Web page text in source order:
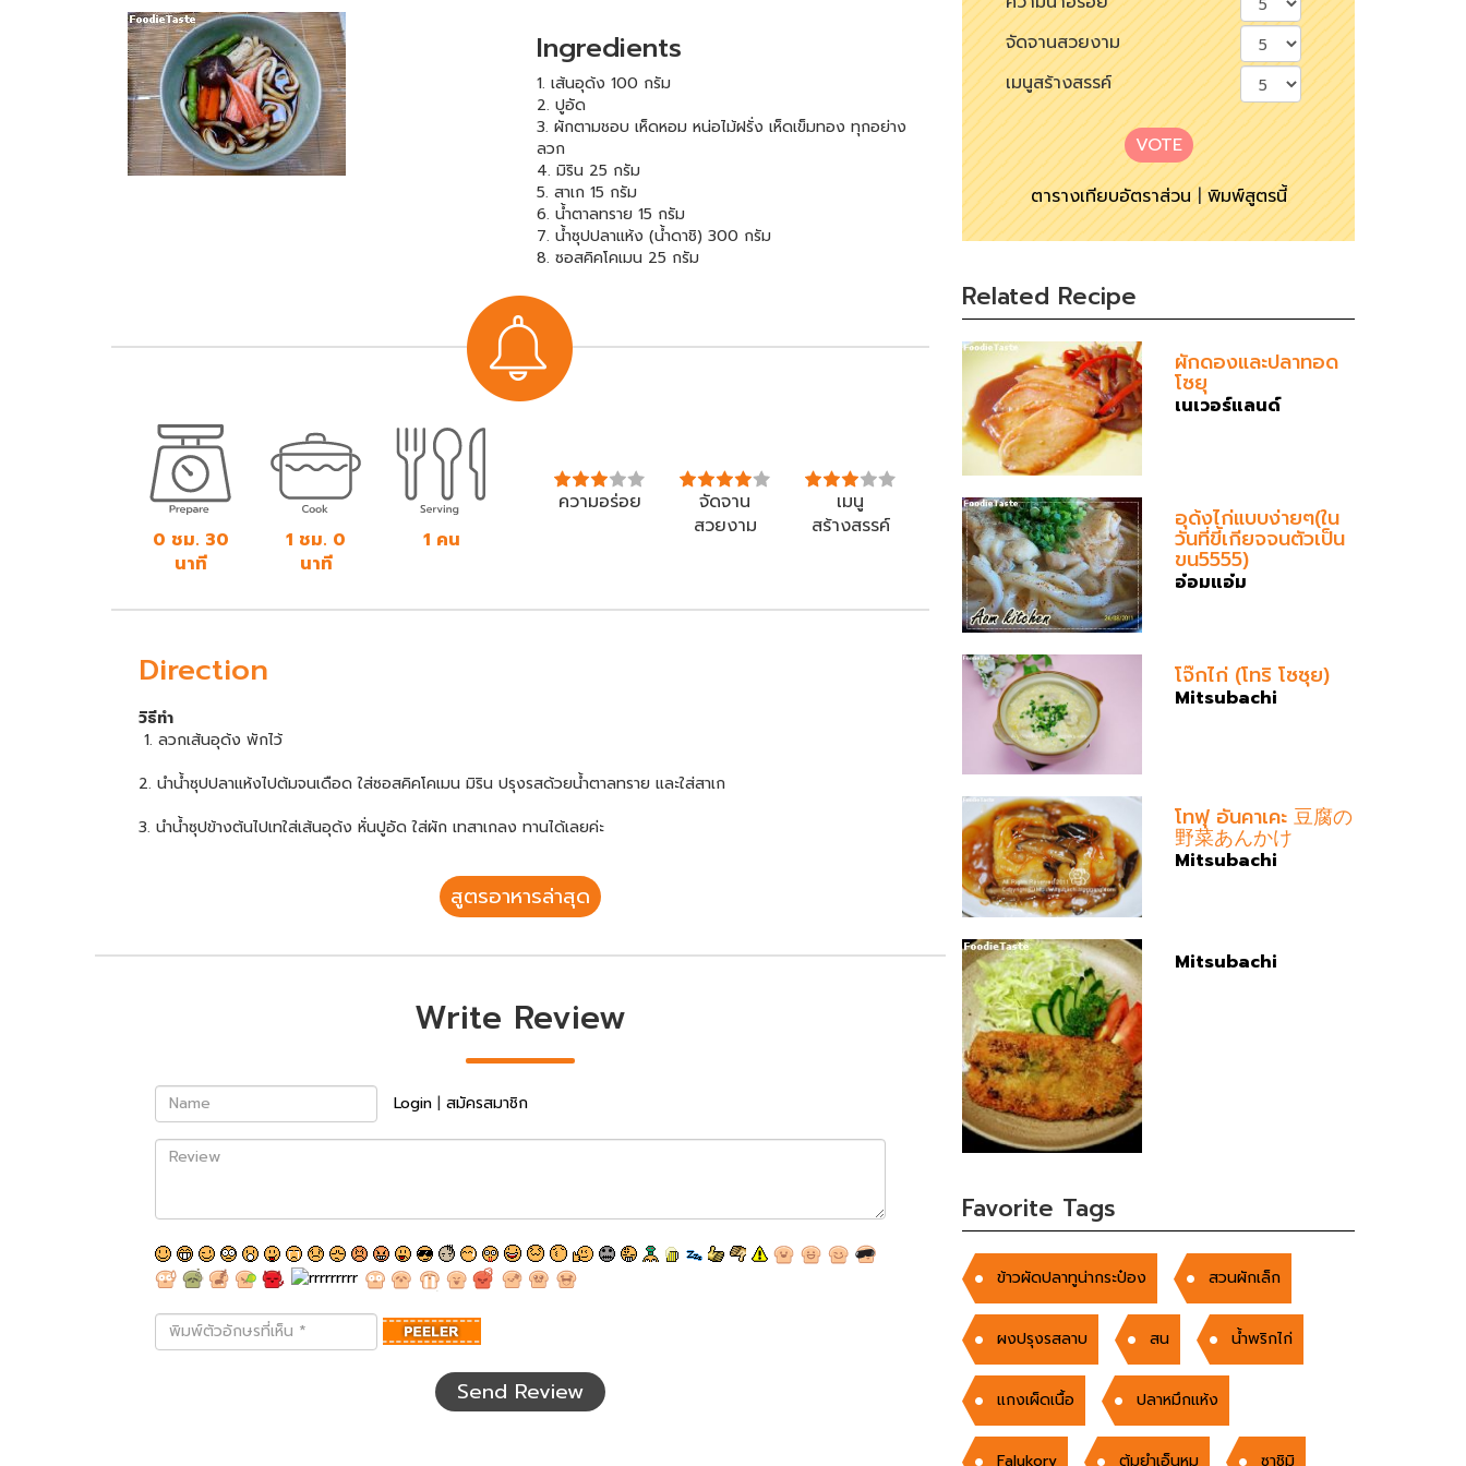
Ingredients
1. เส้นอุด้ง 100 กรัม
2. ปูอัด
3. ผักตามชอบ เห็ดหอม หน่อไม้ฝรั่ง เห็ดเข็มทอง ทุกอย่าง
ลวก
4. มิริน 25 กรัม
5. สาเก 15 กรัม
6. น้ำตาลทราย 15 กรัม
7. น้ำซุปปลาแห้ง (น้ำดาชิ) 300 กรัม
8. ซอสคิคโคเมน 25 กรัม
0 ชม. 30
นาที
1 ชม. 0
นาที
1 คน
ความอร่อย
จัดจาน
สวยงาม
เมนู
สร้างสรรค์
Direction
วิธีทำ
1. ลวกเส้นอุด้ง พักไว้
2. นำน้ำซุปปลาแห้งไปต้มจนเดือด ใส่ซอสคิคโคเมน มิริน ปรุงรสด้วยน้ำตาลทราย และใส่สาเก
3. นำน้ำซุปข้างต้นไปเทใส่เส้นอุด้ง หั่นปูอัด ใส่ผัก เทสาเกลง ทานได้เลยค่ะ
สูตรอาหารล่าสุด
Write Review
Name Login | สมัครสมาชิก
Review
พิมพ์
ตัว
Send Review
จัดจานสวยงาม
เมนูสร้างสรรค์
VOTE
ตารางเทียบอัตราส่วน|พิมพ์สูตรนี้
Related Recipe
ผักดองและปลาทอด
โซยุ
เนเวอร์แลนด์
อุด้งไก่แบบง่ายๆ(ใน
วันที่ขี้เกียจจนตัวเป็น
ขน5555)
อ๋อมแอ๋ม
โจ๊กไก่ (โทริ โซซุย)
Mitsubachi
โทฟุ อันคาเคะ 豆腐の
野菜あんかけ
Mitsubachi
Mitsubachi
Favorite Tags
ข้าวผัดปลาทูน่ากระป๋อง สวนผักเล็ก
ผงปรุงรสลาบ สน น้ำพริกไก่
แกงเผ็ดเนื้อ ปลาหมึกแห้ง
Falukorv ต้มยำเอ็นหมู ซาชิมิ